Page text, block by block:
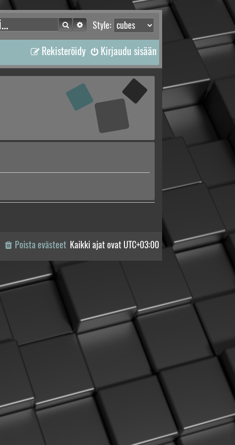
Style:
Etsi Tarkennettu haku
Kirjaudu sisään
Rekisteröidy
Kaikki ajat ovat UTC+03:00
Poista evästeet